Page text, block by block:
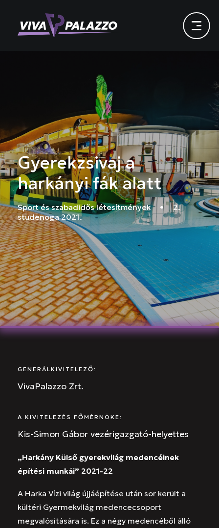
Gyerekzsivaj a
harkányi fák alatt
Sport és szabadidős létesítmények •
2.
studenoga 2021.
GENERÁLKIVITELEZŐ:
VivaPalazzo Zrt.
A KIVITELEZÉS FŐMÉRNÖKE:
Kis-Simon Gábor vezérigazgató-helyettes
„Harkány Külső gyerekvilág medencéinek
építési munkái” 2021-22
A Harka Vízi világ újjáépítése után sor került a
kültéri Gyermekvilág medencecsoport
megvalósítására is. Ez a négy medencéből álló